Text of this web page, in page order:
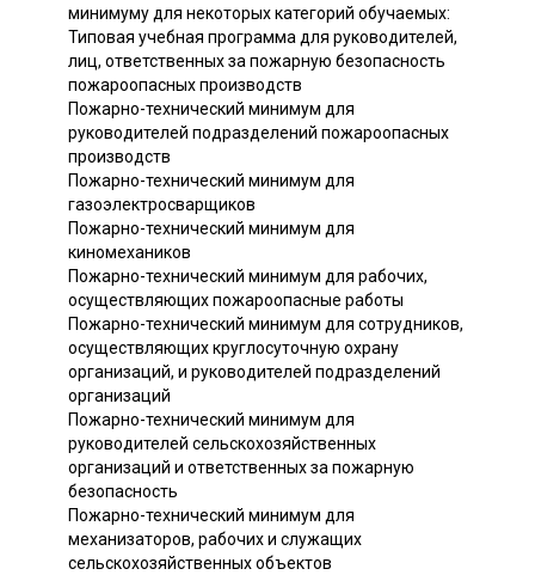
минимуму для некоторых категорий обучаемых:
Типовая учебная программа для руководителей,
лиц, ответственных за пожарную безопасность
пожароопасных производств
Пожарно-технический минимум для
руководителей подразделений пожароопасных
производств
Пожарно-технический минимум для
газоэлектросварщиков
Пожарно-технический минимум для
киномехаников
Пожарно-технический минимум для рабочих,
осуществляющих пожароопасные работы
Пожарно-технический минимум для сотрудников,
осуществляющих круглосуточную охрану
организаций, и руководителей подразделений
организаций
Пожарно-технический минимум для
руководителей сельскохозяйственных
организаций и ответственных за пожарную
безопасность
Пожарно-технический минимум для
механизаторов, рабочих и служащих
сельскохозяйственных объектов